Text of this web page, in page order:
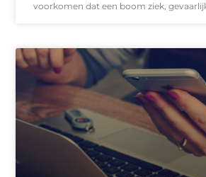
voorkomen dat een boom ziek,